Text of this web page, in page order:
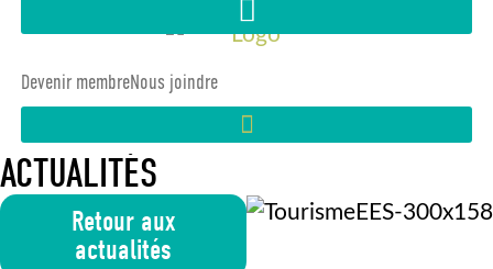
Devenir membreNous joindre
ACTUALITÉS
Retour aux
actualités